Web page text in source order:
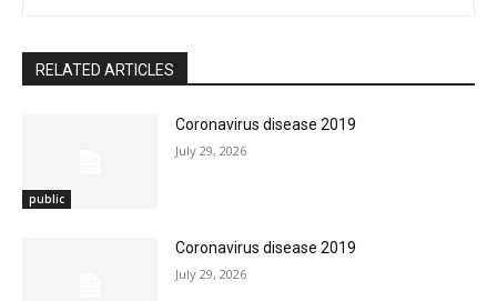
RELATED ARTICLES
public
Coronavirus disease 2019
July 29, 2026
Coronavirus disease 2019
July 29, 2026